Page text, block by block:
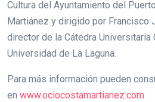
Cultura del Ayuntamiento del
Martiánez y dirigido por Francisco
director de la Cátedra Universitaria
Universidad de La Laguna.
Para más información pueden
en www.ociocostamartianez.com